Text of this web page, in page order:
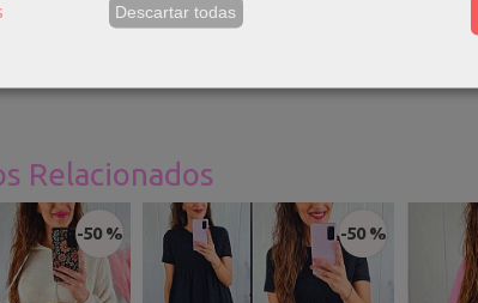
talla 36 y mide 1.69m, para que os hagáis una idea.
Relacionados
-50 % -50 %
Descartar todas